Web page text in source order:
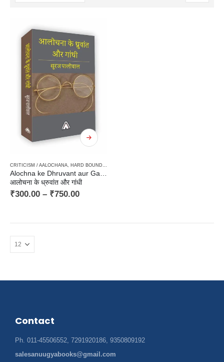
CRITICISM / AALOCHANA HARD BOUND
आलोचना के ध्रुवांत और गांधी
₹300.00 – ₹750.00
Contact
Ph. 011-45506552, 7291920186, 9350809192
salesanuugyabooks@gmail.com